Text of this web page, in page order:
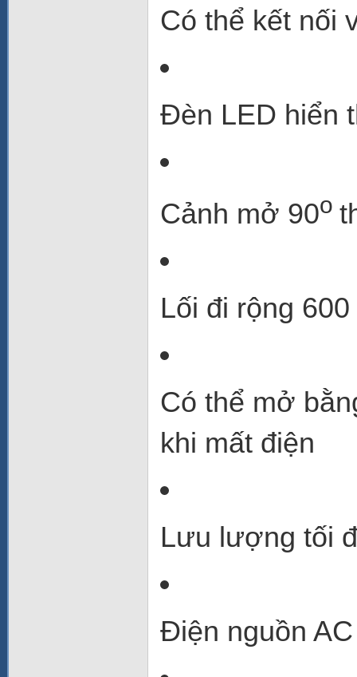
Có thể kết nối
Đèn LED hiển
Cảnh mở 90o
Lối đi rộng
Có thể mở
khi mất điện
Lưu lượng tối
Điện nguồn